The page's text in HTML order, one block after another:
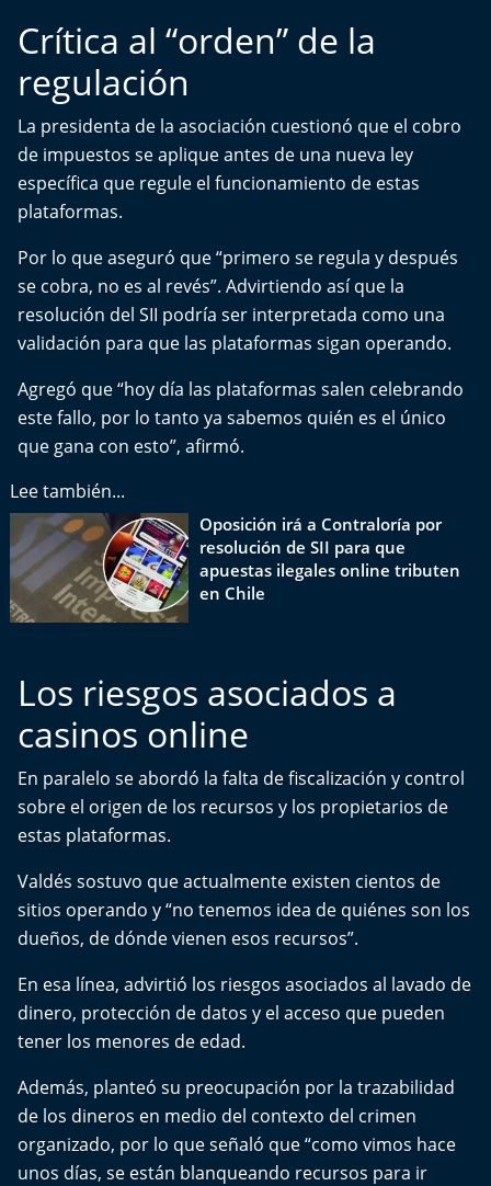
Te invito a tomar once
Bío Bío en Ruta
Especiales
Chiche cuadra y su parrilla
Motorfem
Chile, Historia de 30 años
Carrera a La Moneda
Aquí Estamos
Sello de raza
Trasnoche
Punto de Encuentro
Yo invito
Crítica al “orden” de la
regulación
La presidenta de la asociación cuestionó que el cobro
de impuestos se aplique antes de una nueva ley
específica que regule el funcionamiento de estas
plataformas.
Por lo que aseguró que “primero se regula y después
se cobra, no es al revés”. Advirtiendo así que la
resolución del SII podría ser interpretada como una
validación para que las plataformas sigan operando.
Agregó que “hoy día las plataformas salen celebrando
este fallo, por lo tanto ya sabemos quién es el único
que gana con esto”, afirmó.
Lee también...
Oposición irá a Contraloría por
resolución de SII para que
apuestas ilegales online tributen
en Chile
Los riesgos asociados a
casinos online
En paralelo se abordó la falta de fiscalización y control
sobre el origen de los recursos y los propietarios de
estas plataformas.
Valdés sostuvo que actualmente existen cientos de
sitios operando y “no tenemos idea de quiénes son los
dueños, de dónde vienen esos recursos”.
En esa línea, advirtió los riesgos asociados al lavado de
dinero, protección de datos y el acceso que pueden
tener los menores de edad.
Además, planteó su preocupación por la trazabilidad
de los dineros en medio del contexto del crimen
organizado, por lo que señaló que “como vimos hace
unos días, se están blanqueando recursos para ir